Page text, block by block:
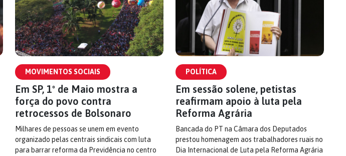
MOVIMENTOS SOCIAIS
Em SP, 1º de Maio mostra a
força do povo contra
retrocessos de Bolsonaro
Milhares de pessoas se unem em evento
organizado pelas centrais sindicais com luta
para barrar reforma da Previdência no centro
POLÍTICA
Em sessão solene, petistas
reafirmam apoio à luta pela
Reforma Agrária
Bancada do PT na Câmara dos Deputados
prestou homenagem aos trabalhadores ruais no
Dia Internacional de Luta pela Reforma Agrária